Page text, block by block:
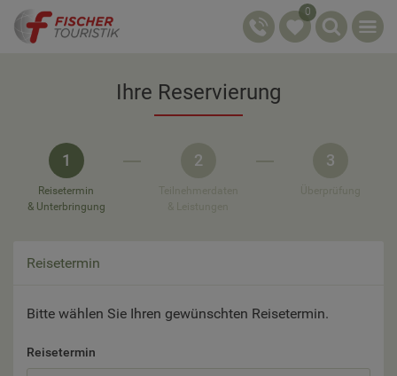
0
Ihre Reservierung
1
Reisetermin
& Unterbringung
2 3
Reisetermin
Bitte wählen Sie Ihren gewünschten Reisetermin.
Reisetermin